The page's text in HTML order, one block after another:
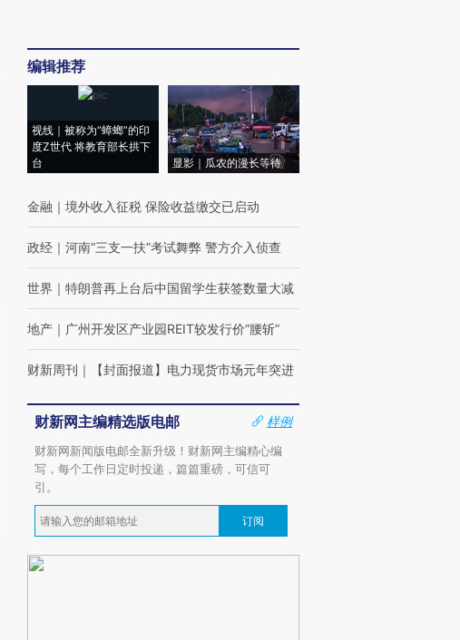
编辑推荐
视线｜被称为“蟑螂”的印
度Z世代 将教育部长拱下
台
显影｜瓜农的漫长等待
金融 ｜ 境外收入征税 保险收益缴交已启动
政经 ｜ 河南“三支一扶”考试舞弊 警方介入侦查
世界 ｜ 特朗普再上台后中国留学生获签数量大减
地产 ｜ 广州开发区产业园REIT较发行价“腰斩”
财新周刊 ｜ 【封面报道】电力现货市场元年突进
财新网主编精选版电邮
样例
财新网新闻版电邮全新升级！财新网主编精心编
写，每个工作日定时投递，篇篇重磅，可信可
引。
订阅